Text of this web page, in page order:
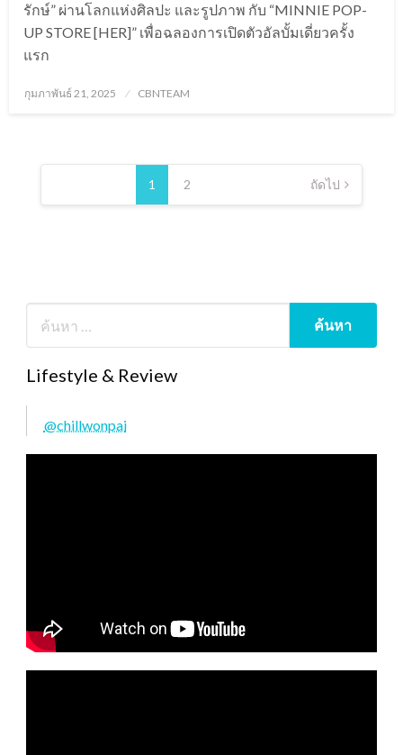
รักษ์” ผ่านโลกแห่งศิลปะ และรูปภาพ กับ “MINNIE POP-
UP STORE [HER]” เพื่อฉลองการเปิดตัวอัลบั้มเดี่ยวครั้ง
แรก
Posted
กุมภาพันธ์ 21, 2025 CBNTEAM
Posts
1 2 ถัดไป
Lifestyle & Review
@chillwonpai